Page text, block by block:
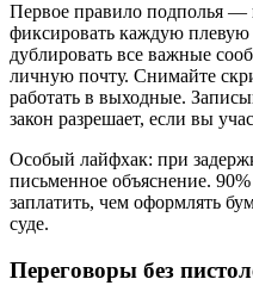
Первое правило подполья —
фиксировать каждую плевую
дублировать все важные
личную почту. Снимайте
работать в выходные.
закон разрешает, если вы
Особый лайфхак: при
письменное объяснение.
заплатить, чем оформлять
суде.
Переговоры без